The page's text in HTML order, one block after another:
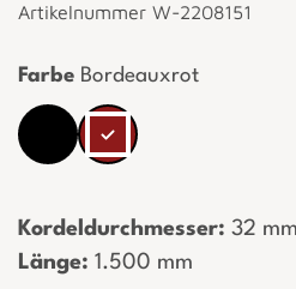
Artikelnummer W-2208151
Farbe Bordeauxrot
Kordeldurchmesser: 32 mm
Länge: 1.500 mm